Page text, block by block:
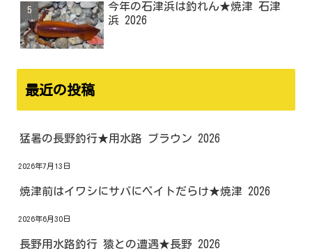
今年の石津浜は釣れん★焼津 石津
浜 2026
最近の投稿
猛暑の長野釣行★用水路 ブラウン 2026
2026年7月13日
焼津前はイワシにサバにベイトだらけ★焼津 2026
2026年6月30日
長野用水路釣行 猿との遭遇★長野 2026